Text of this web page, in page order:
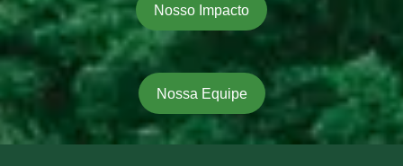
Nosso Impacto
Nossa Equipe